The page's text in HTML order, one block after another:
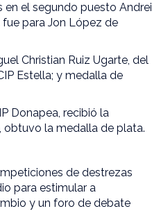
en el segundo puesto Andrei
fue para Jon López de
Christian Ruiz Ugarte, del
Estella; y medalla de
Donapea, recibió la
obtuvo la medalla de plata.
de destrezas
para estimular a
y un foro de debate